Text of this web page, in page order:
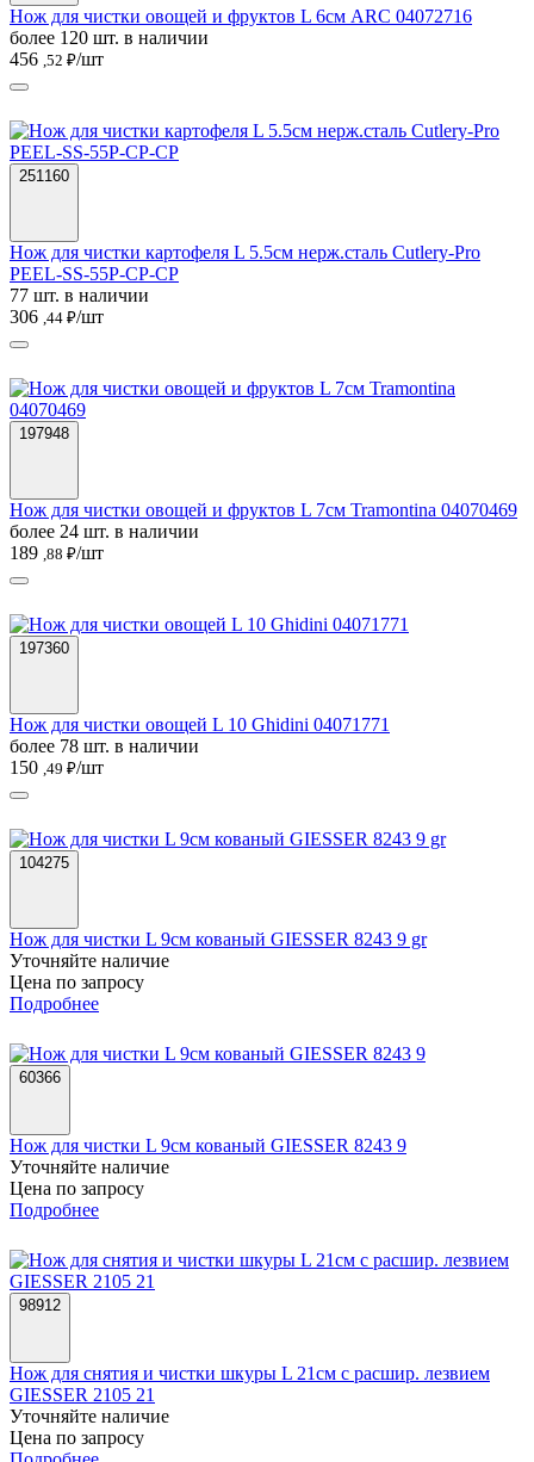
Нож для чистки овощей и фруктов L 6см ARC 04072716
более 120 шт. в наличии
456 ,52 ₽/шт
251160
Нож для чистки картофеля L 5.5см нерж.сталь Cutlery-Pro
PEEL-SS-55P-CP-CP
77 шт. в наличии
306 ,44 ₽/шт
197948
Нож для чистки овощей и фруктов L 7см Tramontina 04070469
более 24 шт. в наличии
189 ,88 ₽/шт
197360
Нож для чистки овощей L 10 Ghidini 04071771
более 78 шт. в наличии
150 ,49 ₽/шт
104275
Нож для чистки L 9см кованый GIESSER 8243 9 gr
Уточняйте наличие
Цена по запросу
Подробнее
60366
Нож для чистки L 9см кованый GIESSER 8243 9
Уточняйте наличие
Цена по запросу
Подробнее
98912
Нож для снятия и чистки шкуры L 21см с расшир. лезвием
GIESSER 2105 21
Уточняйте наличие
Цена по запросу